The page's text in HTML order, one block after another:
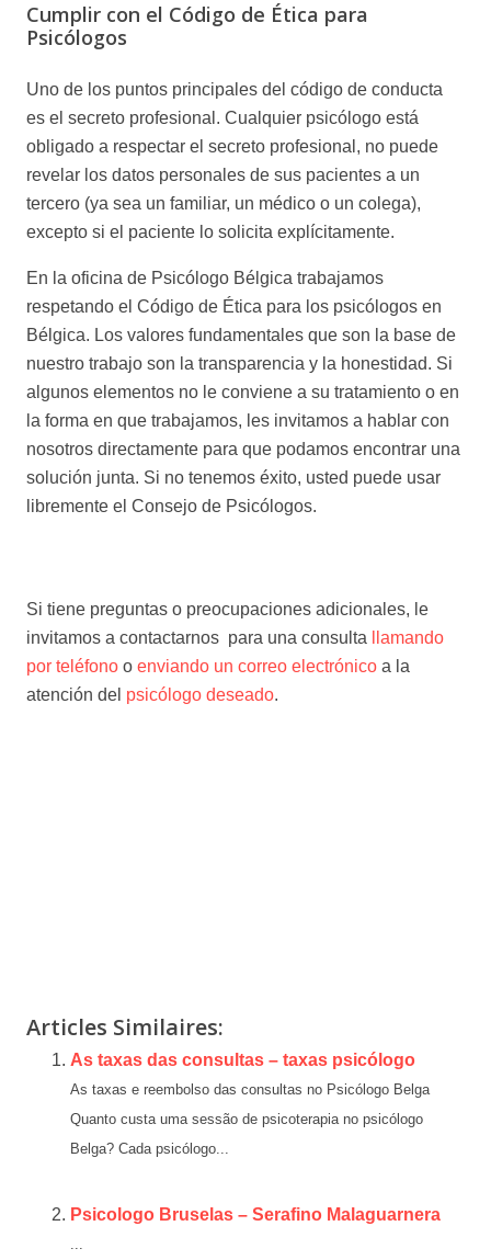
Cumplir con el Código de Ética para
Psicólogos
Uno de los puntos principales del código de conducta
es el secreto profesional. Cualquier psicólogo está
obligado a respectar el secreto profesional, no puede
revelar los datos personales de sus pacientes a un
tercero (ya sea un familiar, un médico o un colega),
excepto si el paciente lo solicita explícitamente.
En la oficina de Psicólogo Bélgica trabajamos
respetando el Código de Ética para los psicólogos en
Bélgica. Los valores fundamentales que son la base de
nuestro trabajo son la transparencia y la honestidad. Si
algunos elementos no le conviene a su tratamiento o en
la forma en que trabajamos, les invitamos a hablar con
nosotros directamente para que podamos encontrar una
solución junta. Si no tenemos éxito, usted puede usar
libremente el Consejo de Psicólogos.
Si tiene preguntas o preocupaciones adicionales, le
invitamos a contactarnos para una consulta
llamando
por teléfono o enviando un correo electrónico a la
atención del psicólogo deseado.
Articles Similaires:
As taxas das consultas – taxas psicólogo
As taxas e reembolso das consultas no Psicólogo Belga
Quanto custa uma sessão de psicoterapia no psicólogo
Belga? Cada psicólogo...
Psicologo Bruselas – Serafino Malaguarnera
...